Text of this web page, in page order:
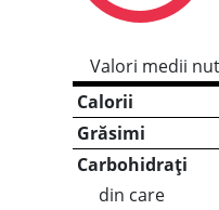
Valori medii
Calorii
Grăsimi
Carbohidrați
din care